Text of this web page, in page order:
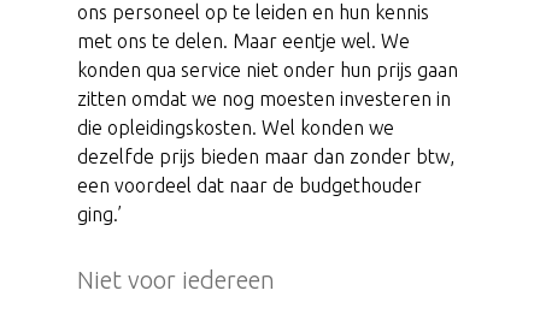
ons personeel op te leiden en hun kennis
met ons te delen. Maar eentje wel. We
konden qua service niet onder hun prijs gaan
zitten omdat we nog moesten investeren in
die opleidingskosten. Wel konden we
dezelfde prijs bieden maar dan zonder btw,
een voordeel dat naar de budgethouder
ging.’
Niet voor iedereen